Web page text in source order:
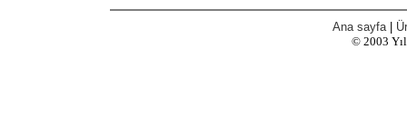
Ana sayfa
© 2003